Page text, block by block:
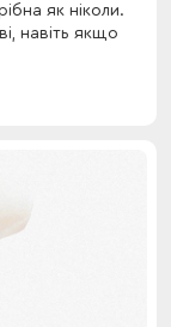
як ніколи.
навіть якщо